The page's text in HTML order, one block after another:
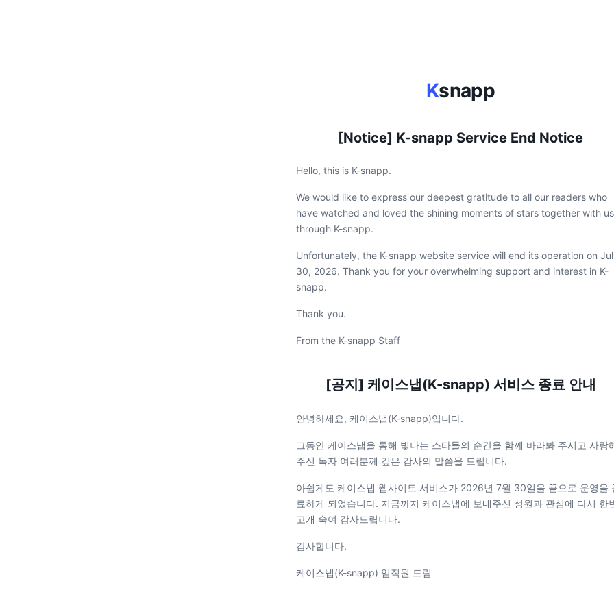
Ksnapp
[Notice] K-snapp Service End Notice
Hello, this is K-snapp.
We would like to express our deepest gratitude to all our readers who
have watched and loved the shining moments of stars together with us
through K-snapp.
Unfortunately, the K-snapp website service will end its operation on
30, 2026. Thank you for your overwhelming support and interest in K-
snapp.
Thank you.
From the K-snapp Staff
[공지] 케이스냅(K-snapp) 서비스 종료 안내
안녕하세요, 케이스냅(K-snapp)입니다.
그동안 케이스냅을 통해 빛나는 스타들의 순간을 함께 바라봐 주시고 사랑
주신 독자 여러분께 깊은 감사의 말씀을 드립니다.
아쉽게도 케이스냅 웹사이트 서비스가 2026년 7월 30일을 끝으로 운영을
료하게 되었습니다. 지금까지 케이스냅에 보내주신 성원과 관심에 다시 한
고개 숙여 감사드립니다.
감사합니다.
케이스냅(K-snapp) 임직원 드림